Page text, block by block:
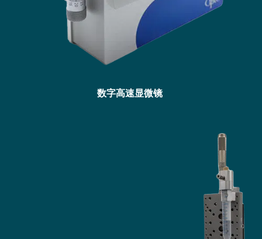
数字高速显微镜